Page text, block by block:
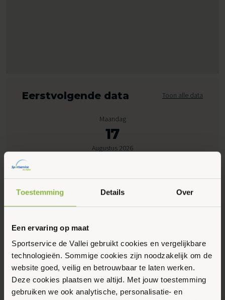
Toestemming Details Over
Een ervaring op maat
Sportservice de Vallei gebruikt cookies en vergelijkbare
technologieën. Sommige cookies zijn noodzakelijk om de
website goed, veilig en betrouwbaar te laten werken.
Deze cookies plaatsen we altijd. Met jouw toestemming
gebruiken we ook analytische, personalisatie- en
Eerstvolgende data Toon alle data
Maandag
17
Augustus 2026
08:30 - 10:05
Peppelensteeg 17, Ede
Maak favoriet
Gerelateerde activiteiten